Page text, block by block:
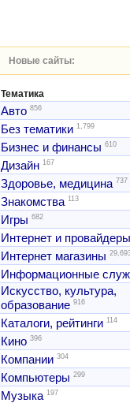
Новые сайты:
Тематика
Авто 856
Без тематики 1,799
Бизнес и финансы 610
Дизайн 167
Здоровье, медицина 737
Знакомства 113
Игры 682
Интернет и провайдеры
Интернет магазины
Информационные
Искусство, культура,
образование 916
Каталоги, рейтинги 114
Кино 396
Компании 304
Компьютеры 299
Музыка 197